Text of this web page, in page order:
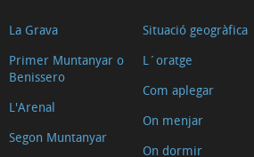
La Grava
Primer Muntanyar o
Benissero
L'Arenal
Segon Muntanyar
Situació geogràfica
L´oratge
Com aplegar
On menjar
On dormir